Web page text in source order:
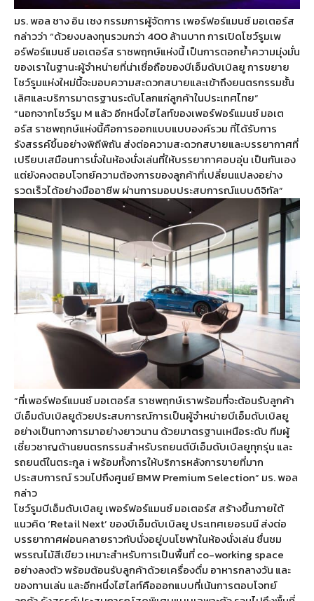
มร. พอล ชาง อิน เชง กรรมการผู้จัดการ เพอร์ฟอร์แมนซ์ มอเตอร์ส
กล่าวว่า “ด้วยงบลงทุนรวมกว่า 400 ล้านบาท การเปิดโชว์รูมเพ
อร์ฟอร์แมนซ์ มอเตอร์ส ราชพฤกษ์แห่งนี้ เป็นการตอกย้ำความมุ่งมั่น
ของเราในฐานะผู้จำหน่ายที่น่าเชื่อถือของบีเอ็มดับเบิลยู การขยาย
โชว์รูมแห่งใหม่นี้จะมอบความสะดวกสบายและเข้าถึงยนตรกรรมชั้น
เลิศและบริการมาตรฐานระดับโลกแก่ลูกค้าในประเทศไทย”
“นอกจากโชว์รูม M แล้ว อีกหนึ่งไฮไลท์ของเพอร์ฟอร์แมนซ์ มอเต
อร์ส ราชพฤกษ์แห่งนี้คือการออกแบบแบบองค์รวม ที่ได้รับการ
รังสรรค์ขึ้นอย่างพิถีพิถัน ส่งต่อความสะดวกสบายและบรรยากาศที่
เปรียบเสมือนการนั่งในห้องนั่งเล่นที่ให้บรรยากาศอบอุ่น เป็นกันเอง
แต่ยังคงตอบโจทย์ความต้องการของลูกค้าที่เปลี่ยนแปลงอย่าง
รวดเร็วได้อย่างมืออาชีพ ผ่านการมอบประสบการณ์แบบดิจิทัล”
“ที่เพอร์ฟอร์แมนซ์ มอเตอร์ส ราชพฤกษ์เราพร้อมที่จะต้อนรับลูกค้า
บีเอ็มดับเบิลยูด้วยประสบการณ์การเป็นผู้จำหน่ายบีเอ็มดับเบิลยู
อย่างเป็นทางการมาอย่างยาวนาน ด้วยมาตรฐานเหนือระดับ ทีมผู้
เชี่ยวชาญด้านยนตรกรรมสำหรับรถยนต์บีเอ็มดับเบิลยูทุกรุ่น และ
รถยนต์ในตระกูล i พร้อมทั้งการให้บริการหลังการขายที่มาก
ประสบการณ์ รวมไปถึงศูนย์ BMW Premium Selection” มร. พอล
กล่าว
โชว์รูมบีเอ็มดับเบิลยู เพอร์ฟอร์แมนซ์ มอเตอร์ส สร้างขึ้นภายใต้
แนวคิด ‘Retail Next’ ของบีเอ็มดับเบิลยู ประเทศเยอรมนี ส่งต่อ
บรรยากาศผ่อนคลายราวกับนั่งอยู่บนโซฟาในห้องนั่งเล่น ชื่นชม
พรรณไม้สีเขียว เหมาะสำหรับการเป็นพื้นที่ co-working space
อย่างลงตัว พร้อมต้อนรับลูกค้าด้วยเครื่องดื่ม อาหารกลางวัน และ
ของทานเล่น และอีกหนึ่งไฮไลท์คือออกแบบที่เน้นการตอบโจทย์